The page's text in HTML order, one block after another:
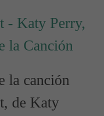
- Katy Perry,
la Canción
la canción
de Katy